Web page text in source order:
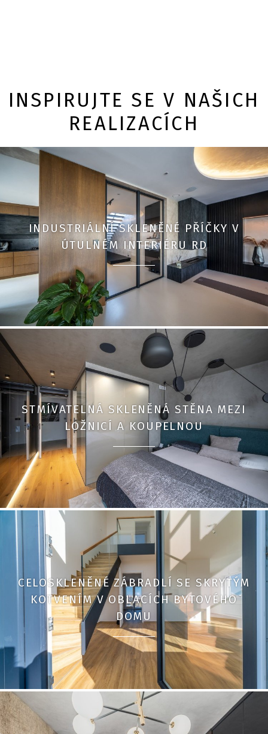
INSPIRUJTE SE V NAŠICH
REALIZACÍCH
INDUSTRIÁLNÍ SKLENĚNÉ PŘÍČKY V
ÚTULNÉM INTERIÉRU RD
STMÍVATELNÁ SKLENĚNÁ STĚNA MEZI
LOŽNICÍ A KOUPELNOU
CELOSKLENĚNÉ ZÁBRADLÍ SE SKRYTÝM
KOTVENÍM V OBLACÍCH BYTOVÉHO
DOMU